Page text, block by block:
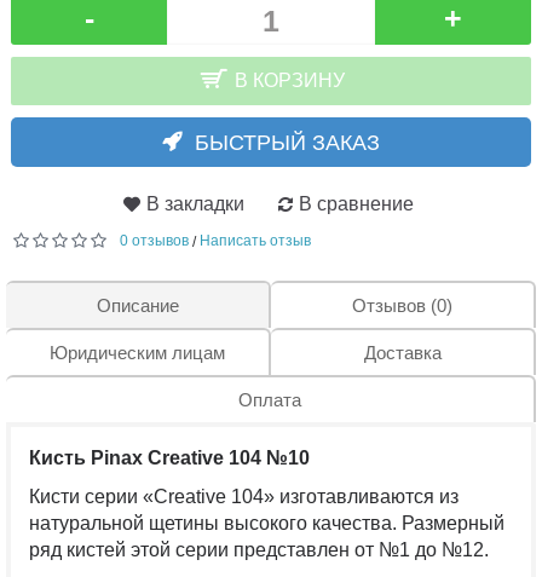
- +
В КОРЗИНУ
БЫСТРЫЙ ЗАКАЗ
В закладки В сравнение
0 отзывов / Написать отзыв
Описание Отзывов (0)
Юридическим лицам Доставка
Оплата
Кисть Pinax Creative 104 №10
Кисти серии «Creative 104» изготавливаются из
натуральной щетины высокого качества. Размерный
ряд кистей этой серии представлен от №1 до №12.